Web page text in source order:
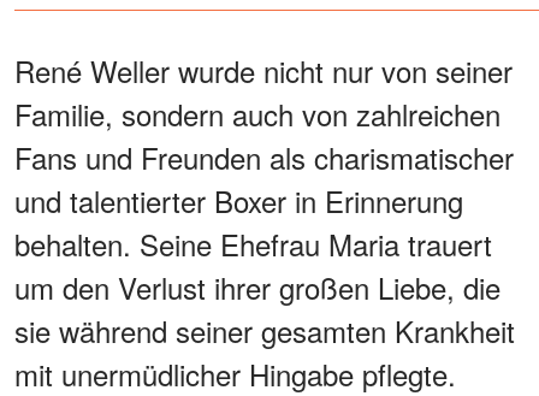
René Weller wurde nicht nur von seiner
Familie, sondern auch von zahlreichen
Fans und Freunden als charismatischer
und talentierter Boxer in Erinnerung
behalten. Seine Ehefrau Maria trauert
um den Verlust ihrer großen Liebe, die
sie während seiner gesamten Krankheit
mit unermüdlicher Hingabe pflegte.